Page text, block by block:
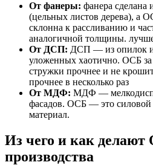
От фанеры: фанера сделана
(цельных листов дерева),
склонна к рассливанию и
аналогичной толщины.
От ДСП: ДСП — из опилок
уложенных хаотично. ОСБ за
стружки прочнее и не
прочнее в несколько раз
От МДФ: МДФ —
фасадов. ОСБ — это
материал.
Из чего и как
производства